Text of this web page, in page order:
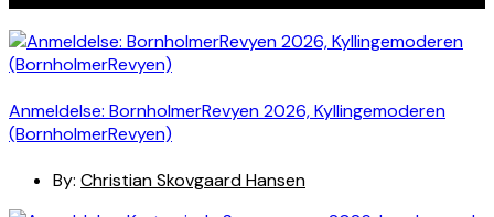
Anmeldelse: BornholmerRevyen 2026, Kyllingemoderen
(BornholmerRevyen)
By: Christian Skovgaard Hansen